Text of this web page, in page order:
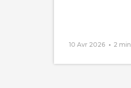
10 Avr 2026 2